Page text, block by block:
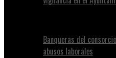
Banqueras del
abusos laborales